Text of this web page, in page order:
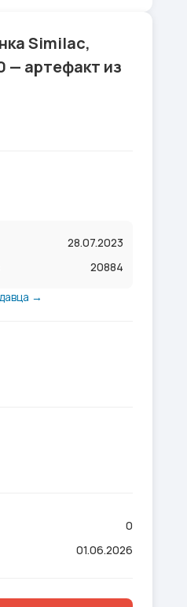
Similac,
— артефакт из
28.07.2023
20884
→
0
01.06.2026